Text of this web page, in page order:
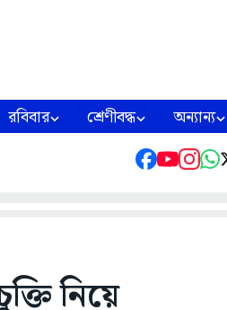
রবিবার শ্রেণীবদ্ধ অন্যান্য
নিয়ে